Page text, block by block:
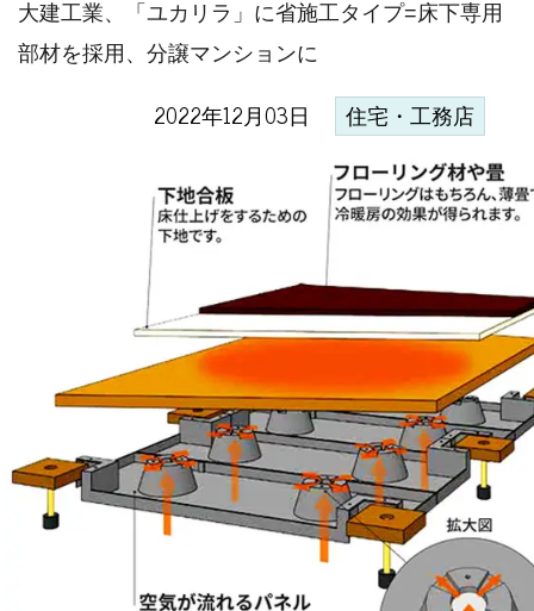
大建工業、「ユカリラ」に省施工タイプ=床下専用
部材を採用、分譲マンションに
2022年12月03日 住宅・工務店